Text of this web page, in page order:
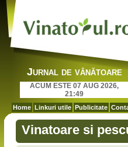
Jurnal de vânătoare
ACUM ESTE 07 AUG 2026,
21:49
Home Linkuri utile Publicitate
Vinatoare si